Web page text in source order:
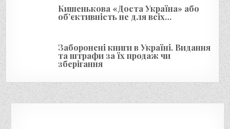
Кишенькова «Доста Україна» або
об’єктивність не для всіх…
Заборонені книги в Україні. Видання
та штрафи за їх продаж чи
зберігання